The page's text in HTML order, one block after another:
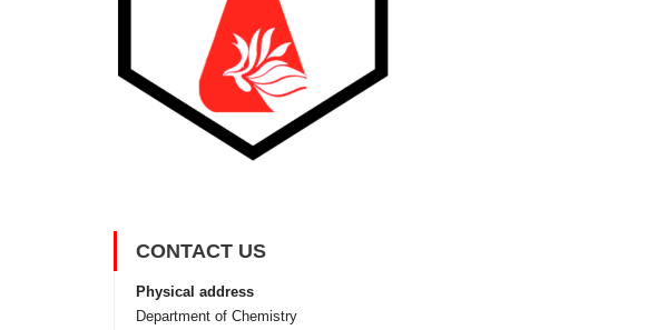
CONTACT US
Physical address
Department of Chemistry